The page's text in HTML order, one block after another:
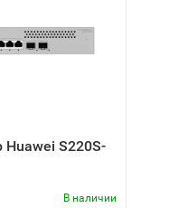
S220S-
В наличии